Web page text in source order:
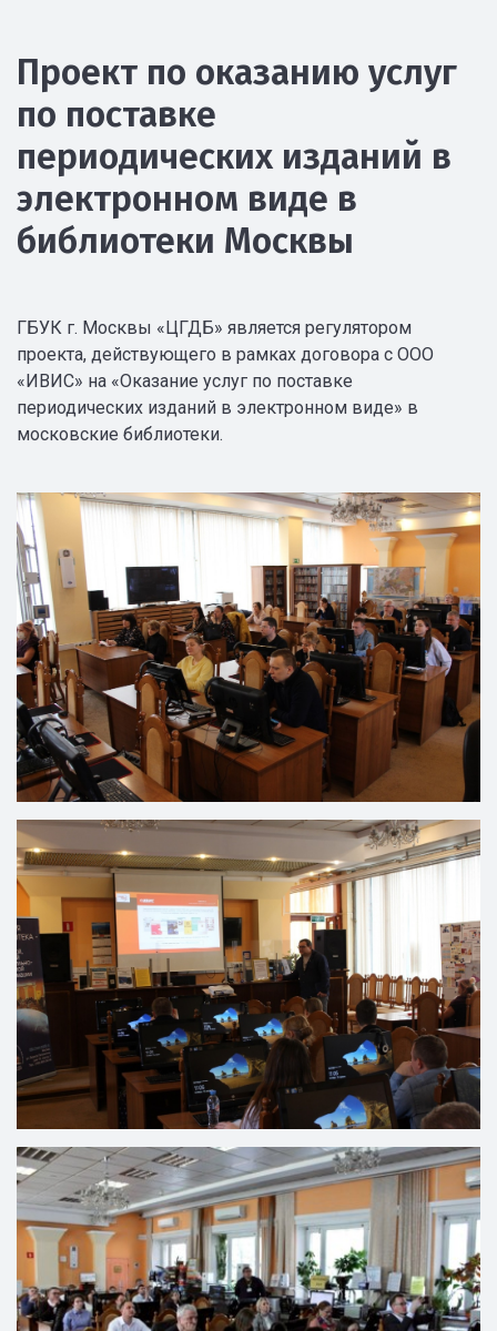
Проект по оказанию услуг
по поставке
периодических изданий в
электронном виде в
библиотеки Москвы
ГБУК г. Москвы «ЦГДБ» является регулятором
проекта, действующего в рамках договора с ООО
«ИВИС» на «Оказание услуг по поставке
периодических изданий в электронном виде» в
московские библиотеки.